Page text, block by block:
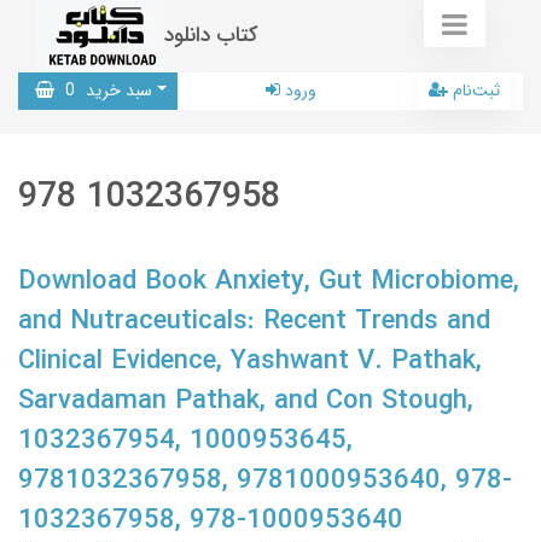
کتاب دانلود
سبد خرید 0 ورود ثبت‌نام
978 1032367958
Download Book Anxiety, Gut Microbiome,
and Nutraceuticals: Recent Trends and
Clinical Evidence, Yashwant V. Pathak,
Sarvadaman Pathak, and Con Stough,
1032367954, 1000953645,
9781032367958, 9781000953640, 978-
1032367958, 978-1000953640